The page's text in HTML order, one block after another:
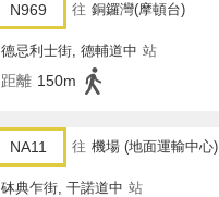
N969 往 銅鑼灣(摩頓台)
德忌利士街, 德輔道中 站
距離 150m
NA11 往 機場 (地面運輸中心)
砵典乍街, 干諾道中 站